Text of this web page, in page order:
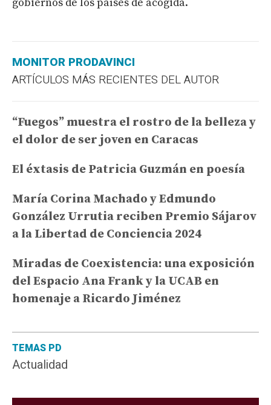
TEMAS PD
Actualidad
MONITOR PRODAVINCI
ARTÍCULOS MÁS RECIENTES DEL AUTOR
“Fuegos” muestra el rostro de la belleza y
el dolor de ser joven en Caracas
El éxtasis de Patricia Guzmán en poesía
María Corina Machado y Edmundo
González Urrutia reciben Premio Sájarov
a la Libertad de Conciencia 2024
Miradas de Coexistencia: una exposición
del Espacio Ana Frank y la UCAB en
homenaje a Ricardo Jiménez